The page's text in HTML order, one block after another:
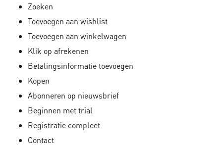
Zoeken
Toevoegen aan wishlist
Toevoegen aan winkelwagen
Klik op afrekenen
Betalingsinformatie toevoegen
Kopen
Abonneren op nieuwsbrief
Beginnen met trial
Registratie compleet
Contact